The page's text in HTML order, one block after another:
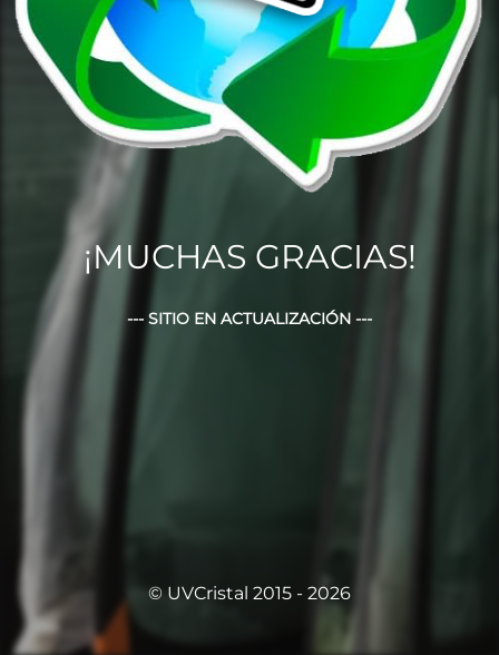
¡MUCHAS GRACIAS!
--- SITIO EN ACTUALIZACIÓN ---
© UVCristal 2015 - 2026